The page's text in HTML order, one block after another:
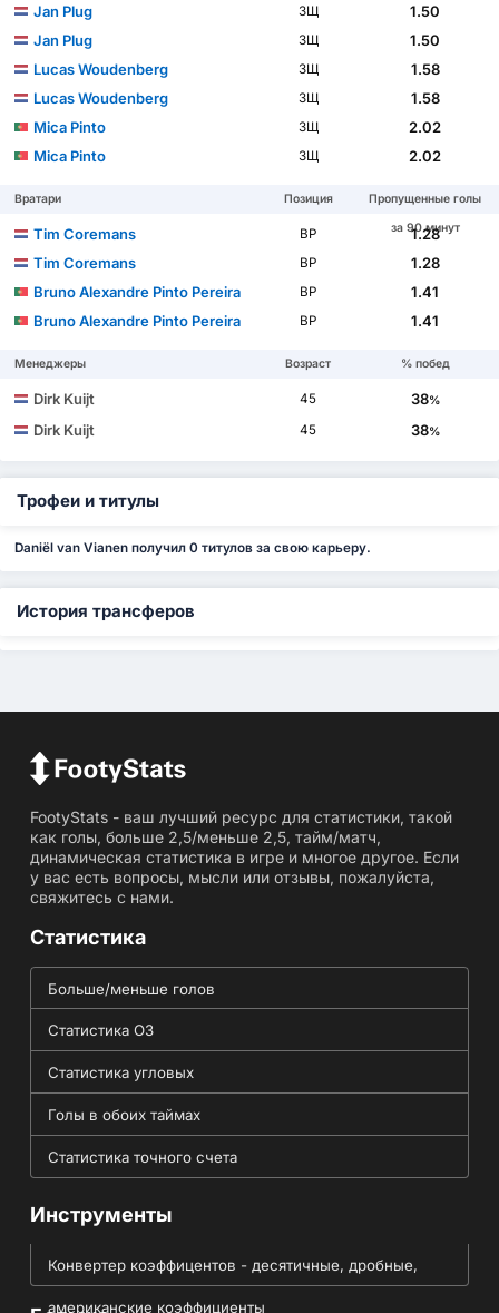
Jan Plug
ЗЩ
1.50
Jan Plug
ЗЩ
1.50
Lucas Woudenberg
ЗЩ
1.58
Lucas Woudenberg
ЗЩ
1.58
Mica Pinto
ЗЩ
2.02
Mica Pinto
ЗЩ 2.02
Вратари Позиция
Пропущенные голы
за 90 минут
Tim Coremans ВР
1.28
Tim Coremans
ВР
1.28
Bruno Alexandre Pinto Pereira
ВР
1.41
Bruno Alexandre Pinto Pereira
ВР 1.41
Менеджеры Возраст % побед
Dirk Kuijt 45 38%
Dirk Kuijt 45 38%
Трофеи и титулы
Daniël van Vianen получил 0 титулов за свою карьеру.
История трансферов
FootyStats - ваш лучший ресурс для статистики, такой
как голы, больше 2,5/меньше 2,5, тайм/матч,
динамическая статистика в игре и многое другое. Если
у вас есть вопросы, мысли или отзывы, пожалуйста,
свяжитесь с нами.
Статистика
Больше/меньше голов
Статистика ОЗ
Статистика угловых
Голы в обоих таймах
Статистика точного счета
Инструменты
Конвертер коэффицентов - десятичные, дробные,
американские коэффициенты